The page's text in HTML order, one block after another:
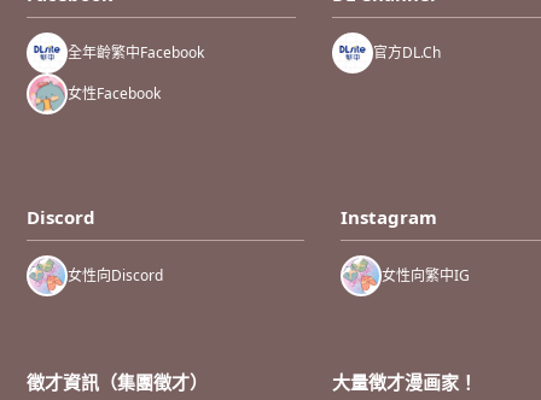
全年齡繁中Facebook
女性Facebook
官方DL.Ch
Discord
女性向Discord
Instagram
女性向繁中IG
徵才資訊（集團徵才） 大量徴才漫画家！